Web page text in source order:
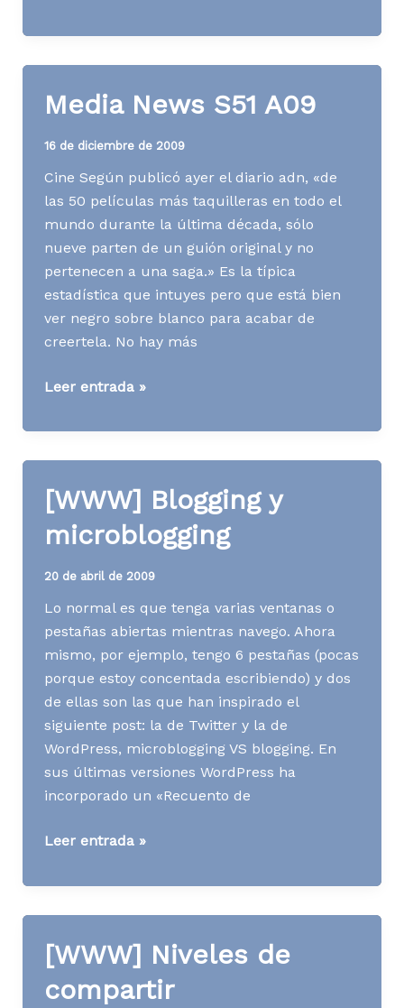
micro
Media News S51 A09
16 de diciembre de 2009
Cine Según publicó ayer el diario adn, «de
las 50 películas más taquilleras en todo el
mundo durante la última década, sólo
nueve parten de un guión original y no
pertenecen a una saga.» Es la típica
estadística que intuyes pero que está bien
ver negro sobre blanco para acabar de
creertela. No hay más
Media
S51
Leer entrada »
[WWW] Blogging y
microblogging
20 de abril de 2009
Lo normal es que tenga varias ventanas o
pestañas abiertas mientras navego. Ahora
mismo, por ejemplo, tengo 6 pestañas (pocas
porque estoy concentada escribiendo) y dos
de ellas son las que han inspirado el
siguiente post: la de Twitter y la de
WordPress, microblogging VS blogging. En
sus últimas versiones WordPress ha
incorporado un «Recuento de
[WWW]
y
Leer entrada »
[WWW] Niveles de
compartir